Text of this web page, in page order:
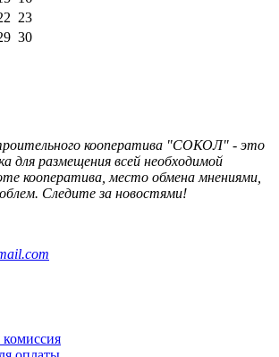
23
30
кооператива "СОКОЛ" - это
для размещения всей необходимой
кооператива, место обмена мнениями,
Следите за новостями!
комиссия